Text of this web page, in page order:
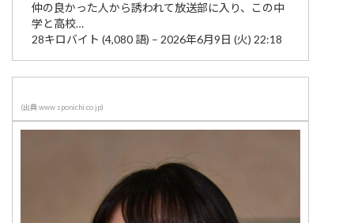
仲の良かった人から誘われて放送部に入り、この中
学と高校…
28キロバイト (4,080 語) – 2026年6月9日 (火) 22:18
(出典 www.sponichi.co.jp)